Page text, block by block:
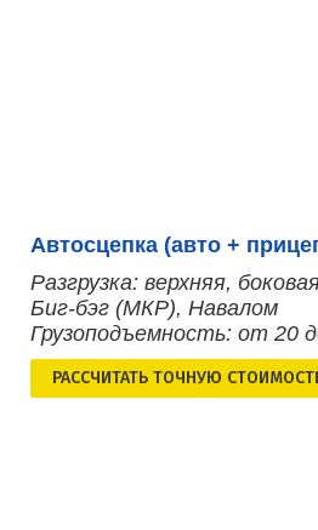
Автосцепка (авто +
Разгрузка: верхняя,
Биг-бэг (МКР), Навалом
Грузоподъемность: от 20
РАСCЧИТАТЬ ТОЧНУЮ